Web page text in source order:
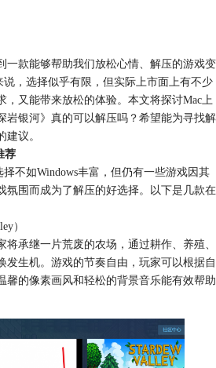
一款能够帮助我们放松心情、解压的游戏变
，选择似乎有限，但实际上市面上有不少
，又能带来放松的体验。本文将探讨Mac上
岩银河》真的可以解压吗？希望能为寻找解
议。
荐
不如Windows丰富，但仍有一些游戏因其
氛围而成为了解压的好选择。以下是几款在
）
承继一片荒废的农场，通过耕作、养殖、
发生机。游戏的节奏自由，玩家可以根据自
馨的像素画风和轻松的背景音乐能有效帮助